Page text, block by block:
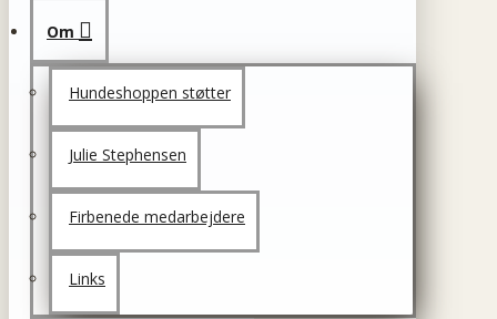
Om
Hundeshoppen støtter
Julie Stephensen
Firbenede medarbejdere
Links